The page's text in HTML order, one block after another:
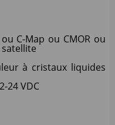
C-Map ou CMOR ou
à cristaux liquides
24 VDC